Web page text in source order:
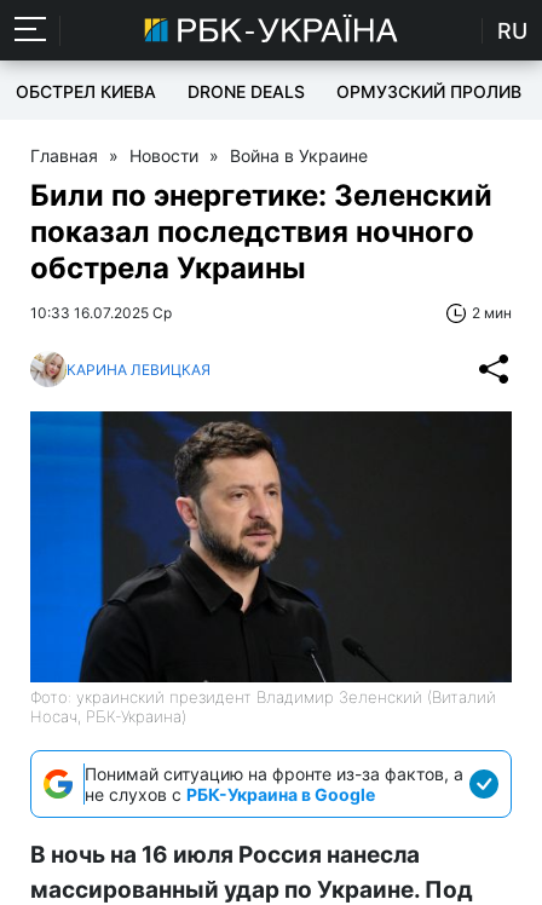
RU
ОБСТРЕЛ КИЕВА DRONE DEALS ОРМУЗСКИЙ ПРОЛИВ
Главная » Новости » Война в Украине
Били по энергетике: Зеленский
показал последствия ночного
обстрела Украины
10:33 16.07.2025 Ср 2 мин
КАРИНА ЛЕВИЦКАЯ
Фото: украинский президент Владимир Зеленский (Виталий
Носач, РБК-Украина)
Понимай ситуацию на фронте из-за фактов, а
не слухов с РБК-Украина в Google
В ночь на 16 июля Россия нанесла
массированный удар по Украине. Под